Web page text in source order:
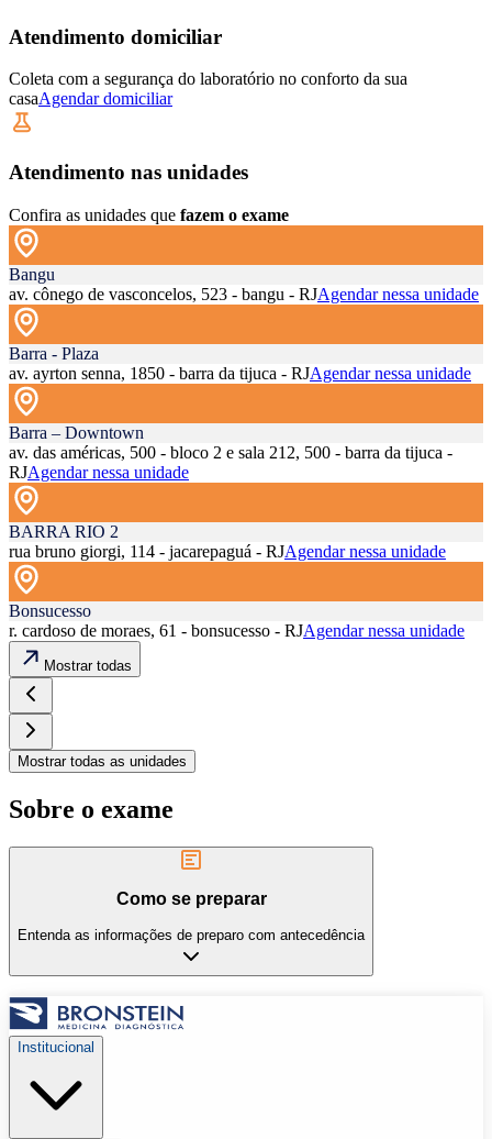
Atendimento domiciliar
Coleta com a segurança do laboratório no conforto da sua
casaAgendar domiciliar
Atendimento nas unidades
Confira as unidades que fazem o exame
Bangu
av. cônego de vasconcelos, 523 - bangu - RJAgendar nessa unidade
Barra - Plaza
av. ayrton senna, 1850 - barra da tijuca - RJAgendar nessa unidade
Barra – Downtown
av. das américas, 500 - bloco 2 e sala 212, 500 - barra da tijuca -
RJAgendar nessa unidade
BARRA RIO 2
rua bruno giorgi, 114 - jacarepaguá - RJAgendar nessa unidade
Bonsucesso
r. cardoso de moraes, 61 - bonsucesso - RJAgendar nessa unidade
Mostrar todas
Mostrar todas as unidades
Sobre o exame
Como se preparar
Entenda as informações de preparo com antecedência
Institucional